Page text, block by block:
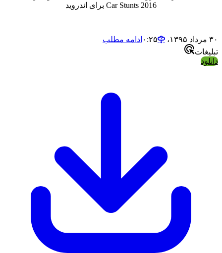
Car Stunts 2016 برای اندروید
ادامه مطلب